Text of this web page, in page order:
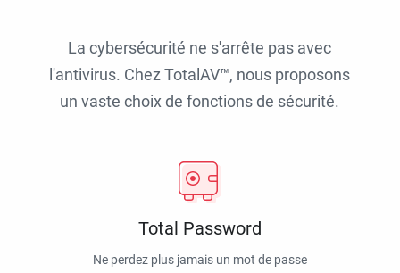
La cybersécurité ne s'arrête pas avec
l'antivirus. Chez TotalAV™, nous proposons
un vaste choix de fonctions de sécurité.
Total Password
Ne perdez plus jamais un mot de passe